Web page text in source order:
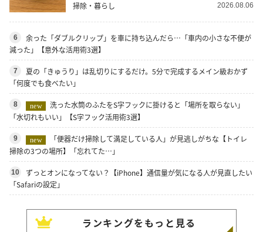
掃除・暮らし 2026.08.06
6
余った「ダブルクリップ」を車に持ち込んだら…「車内の小さな不便が
減った」【意外な活用術3選】
7
夏の「きゅうり」は乱切りにするだけ。5分で完成するメイン級おかず
「何度でも食べたい」
8 new
洗った水筒のふたをS字フックに掛けると「場所を取らない」
「水切れもいい」【S字フック活用術3選】
9 new
「便器だけ掃除して満足している人」が見逃しがちな【トイレ
掃除の3つの場所】「忘れてた…」
10
ずっとオンになってない？【iPhone】通信量が気になる人が見直したい
「Safariの設定」
ランキングをもっと見る